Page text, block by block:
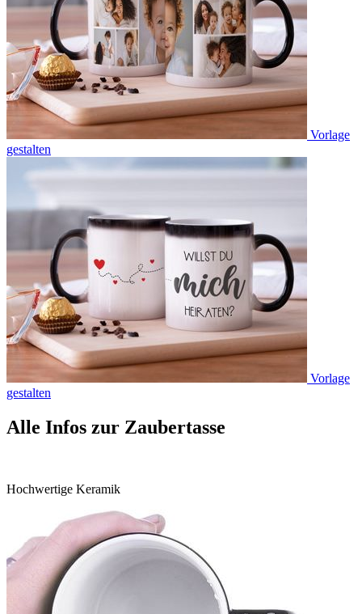
Vorlage
gestalten
Vorlage
gestalten
Alle Infos zur Zaubertasse
Hochwertige Keramik